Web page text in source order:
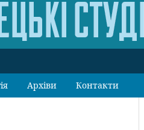
Архіви Контакти